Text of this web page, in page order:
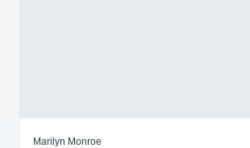
Marilyn Monroe